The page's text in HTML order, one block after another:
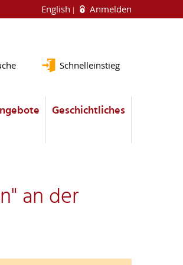
English Anmelden
Schnelleinstieg
Geschichtliches
an der